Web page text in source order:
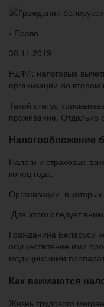
› Право
30.11.2019
НДФЛ: налоговые
организации Во втором
Такой статус
проживание. Отдельно
Налогообложение
Налоги и страховые
конец года.
Организации, в
Для этого следует
Гражданина Беларуси
осуществление ими
медицинскими
Как взимаются
Жизнь трудового